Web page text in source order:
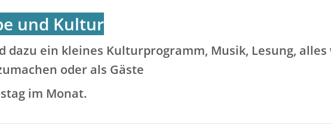
und Kultur
dazu ein kleines Kulturprogramm, Musik, Lesung,
oder als Gäste
im Monat.